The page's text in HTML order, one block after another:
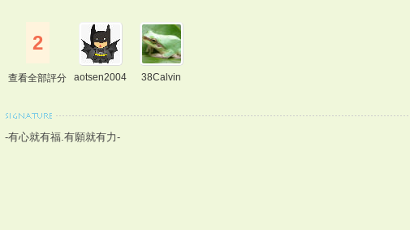
2
查看全部評分 aotsen2004 38Calvin
-有心就有福.有願就有力-